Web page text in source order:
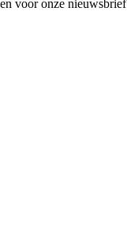
voor onze nieuwsbrief